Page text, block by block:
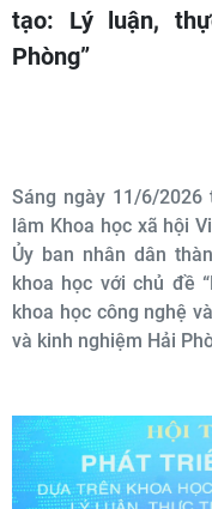
tạo: Lý luận,
Phòng”
Sáng ngày 11/6/2026
lâm Khoa học xã hội
Ủy ban nhân dân
khoa học với chủ đề
khoa học công nghệ
và kinh nghiệm Hải